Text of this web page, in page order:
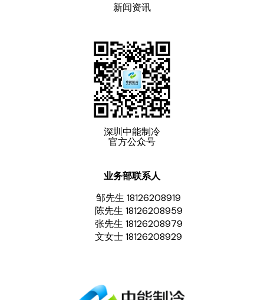
新闻资讯
深圳中能制冷
官方公众号
业务部联系人
邹先生 18126208919
陈先生 18126208959
张先生 18126208979
文女士 18126208929